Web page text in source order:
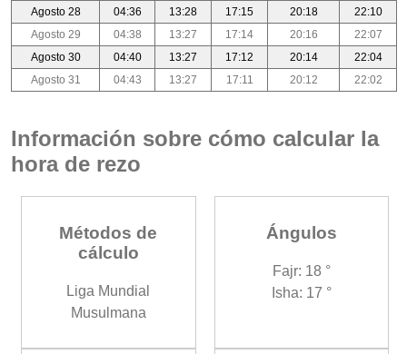
Agosto 28
04:36 13:28 17:15 20:18
22:10
Agosto 29
04:38 13:27 17:14 20:16
22:07
Agosto 30
04:40 13:27 17:12 20:14
22:04
Agosto 31
04:43 13:27 17:11 20:12 22:02
Información sobre cómo calcular la
hora de rezo
Métodos de
cálculo
Liga Mundial
Musulmana
Ángulos
Fajr: 18 °
Isha: 17 °